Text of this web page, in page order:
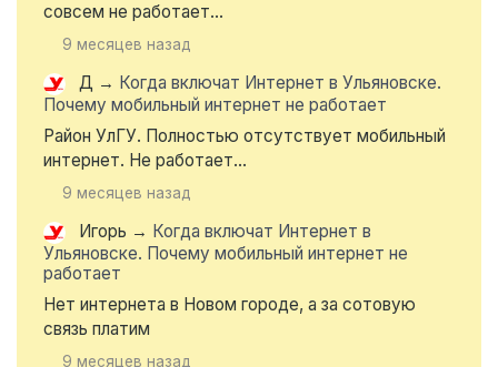
совсем не работает...
9 месяцев назад
Д → Когда включат Интернет в Ульяновске.
Почему мобильный интернет не работает
Район УлГУ. Полностью отсутствует мобильный
интернет. Не работает...
9 месяцев назад
Игорь → Когда включат Интернет в
Ульяновске. Почему мобильный интернет не
работает
Нет интернета в Новом городе, а за сотовую
связь платим
9 месяцев назад